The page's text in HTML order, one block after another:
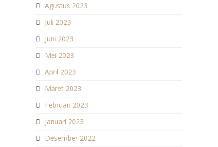
Agustus 2023
Juli 2023
Juni 2023
Mei 2023
April 2023
Maret 2023
Februari 2023
Januari 2023
Desember 2022